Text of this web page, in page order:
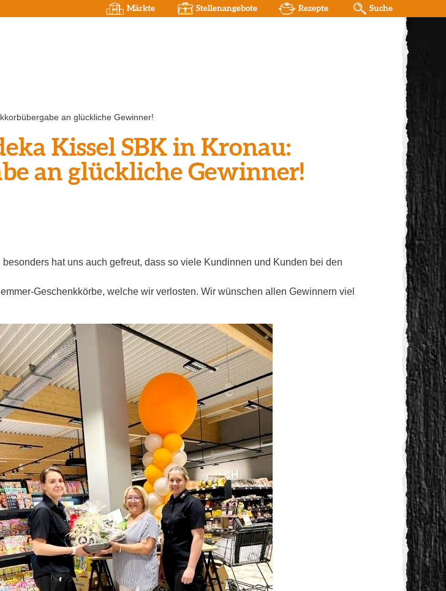
Märkte Stellenangebote Rezepte Suche
an glückliche Gewinner!
Kissel SBK in Kronau:
an glückliche Gewinner!
hat uns auch gefreut, dass so viele Kundinnen und Kunden bei den
Geschenkkörbe, welche wir verlosten. Wir wünschen allen Gewinnern viel